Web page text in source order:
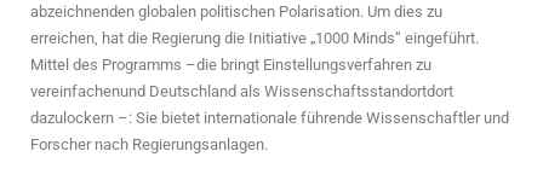
abzeichnenden globalen politischen Polarisation. Um dies zu
erreichen, hat die Regierung die Initiative „1000 Minds“ eingeführt.
Mittel des Programms –die bringt Einstellungsverfahren zu
vereinfachenund Deutschland als Wissenschaftsstandortdort
dazulockern –: Sie bietet internationale führende Wissenschaftler und
Forscher nach Regierungsanlagen.